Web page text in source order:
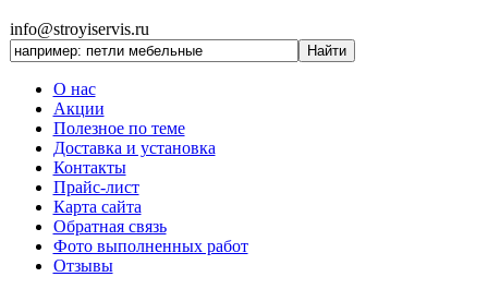
info@stroyiservis.ru
О нас
Акции
Полезное по теме
Доставка и установка
Контакты
Прайс-лист
Карта сайта
Обратная связь
Фото выполненных работ
Отзывы